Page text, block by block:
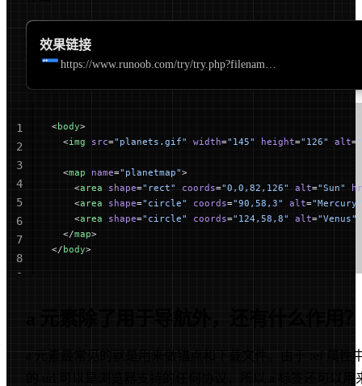
效果链接
<body>
  <
img src="planets.gif" width="145" height="126" alt=
  <
map name="planetmap">
    <
area shape="rect" coords="0,0,82,126" alt="Sun"
    <
area shape="circle" coords="90,58,3" alt="Mercury"
    <
area shape="circle" coords="124,58,8" alt="Venus"
  </
map>
</body>
1
2
3
4
5
6
7
8
9
a 元素除了用于导航外，还有什么作用？
a 元素最常见的就是用来做锚点和下载文件。由于 ref 属性
的 url 可以是浏览器支持的任何协议，所以 a 标签还可以用